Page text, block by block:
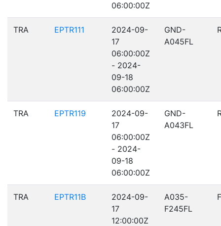
06:00:00Z
TRA EPTR111
2024-09-
17
06:00:00Z
- 2024-
09-18
06:00:00Z
GND-
A045FL
TRA EPTR119
2024-09-
17
06:00:00Z
- 2024-
09-18
06:00:00Z
GND-
A043FL
TRA EPTR11B
2024-09-
17
12:00:00Z
A035-
F245FL